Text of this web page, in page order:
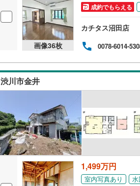
画像36枚
成約でもらえる
カチタス沼田店
0078-6014-
渋川市金井
1,499万円
室内写真あり 水
LD
リビングダ
（0）
キッチン
独立型キッ
販売、価格、契
即入居可能
浴室乾燥機